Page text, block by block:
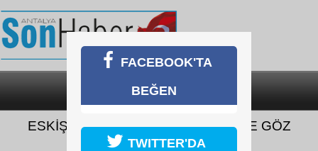
SON DAKİKA
ESKİŞEHİR EMNİYETİ TEFECİLERE GÖZ
AÇTIRMIYOR
FACEBOOK'TA
BEĞEN
TWITTER'DA